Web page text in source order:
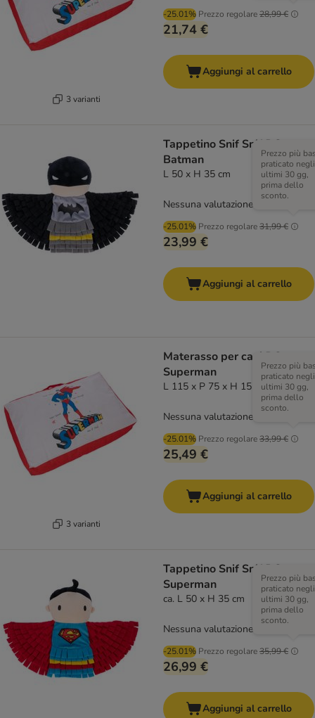
3 varianti
-25.01% Prezzo regolare28,99 €
21,74 €
Aggiungi al carrello
Tappetino Snif Snif DC
Batman
L 50 x H 35 cm
-25.01% Prezzo regolare31,99 €
Prezzo più
praticato negli
ultimi 30 gg,
prima dello
sconto.
23,99 €
Nessuna valutazione
Aggiungi al carrello
3 varianti
Materasso per cani DC
Superman
L 115 x P 75 x H 15 cm
-25.01% Prezzo regolare33,99 €
Prezzo più
praticato negli
ultimi 30 gg,
prima dello
sconto.
25,49 €
Nessuna valutazione
Aggiungi al carrello
Tappetino Snif Snif DC
Superman
ca. L 50 x H 35 cm
-25.01% Prezzo regolare35,99 €
Prezzo più
praticato negli
ultimi 30 gg,
prima dello
sconto.
26,99 €
Nessuna valutazione
Aggiungi al carrello